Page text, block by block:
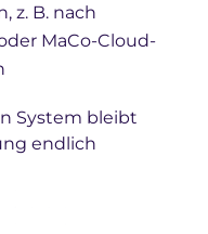
z. B. nach
MaCo-Cloud-
System bleibt
endlich